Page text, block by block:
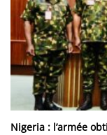
Nigeria : l’armée